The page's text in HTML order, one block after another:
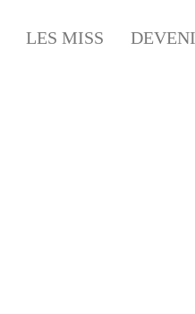
LES MISS